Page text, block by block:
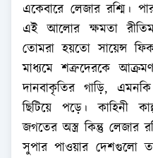
একেবারে লেজার রশ্মি।
এই আলোর ক্ষমতা
তোমরা হয়তো সায়েন্স
মাধ্যমে শত্রুদেরকে
দানবাকৃতির গাড়ি, এমনকি
ছিটিয়ে পড়ে। কাহিনী
জগতের অস্ত্র কিন্তু লেজার
সুপার পাওয়ার দেশগুলো